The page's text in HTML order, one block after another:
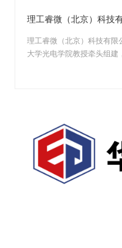
理工睿微（北京）科技
理工睿微（北京）科技有限
大学光电学院教授牵头组建